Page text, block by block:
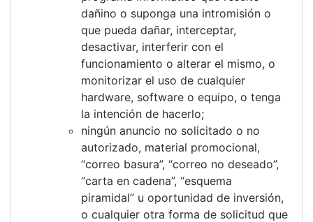
dañino o suponga una intromisión o
que pueda dañar, interceptar,
desactivar, interferir con el
funcionamiento o alterar el mismo, o
monitorizar el uso de cualquier
hardware, software o equipo, o tenga
la intención de hacerlo;
ningún anuncio no solicitado o no
autorizado, material promocional,
“correo basura”, “correo no deseado”,
“carta en cadena”, “esquema
piramidal” u oportunidad de inversión,
o cualquier otra forma de solicitud que